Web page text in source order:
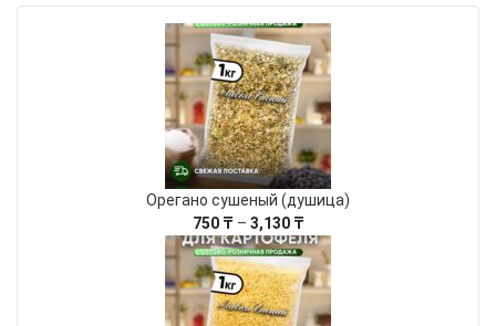
Орегано сушеный (душица)
750 ₸ – 3,130 ₸Диапазон
цен:
750 ₸
–
3,130 ₸